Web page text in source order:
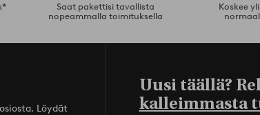
Saat pakettisi tavallista
nopeammalla toimituksella
Koskee
Löydät
Uusi täällä?
kalleimmasta